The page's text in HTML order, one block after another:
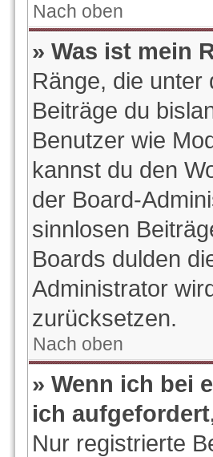
Nach oben
» Was ist mein
Ränge, die unter
Beiträge du
Benutzer wie
kannst du den
der Board-
sinnlosen
Boards dulden
Administrator
zurücksetzen.
Nach oben
» Wenn ich bei
ich
Nur registrierte